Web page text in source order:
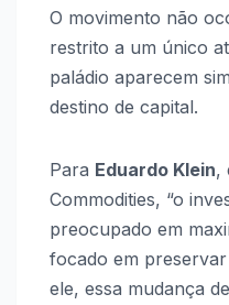
O movimento não
restrito a um único
paládio aparecem
destino de capital.
Para Eduardo Klein,
Commodities, “o
preocupado em
focado em
ele, essa mudança